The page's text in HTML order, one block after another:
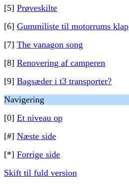
[5] Prøveskilte
[6] Gummiliste til motorrums klap
[7] The vanagon song
[8] Renovering af camperen
[9] Bagsæder i t3 transporter?
Navigering
[0] Et niveau op
[#] Næste side
[*] Forrige side
Skift til fuld version